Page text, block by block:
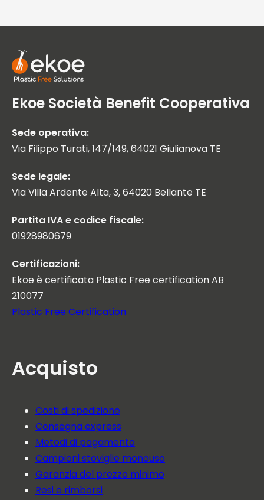
Ekoe Società Benefit Cooperativa
Sede operativa:
Via Filippo Turati, 147/149, 64021 Giulianova TE
Sede legale:
Via Villa Ardente Alta, 3, 64020 Bellante TE
Partita IVA e codice fiscale:
01928980679
Certificazioni:
Ekoe è certificata Plastic Free certification AB
210077
Plastic Free Certification
Acquisto
Costi di spedizione
Consegna express
Metodi di pagamento
Campioni stoviglie monouso
Garanzia del prezzo minimo
Resi e rimborsi